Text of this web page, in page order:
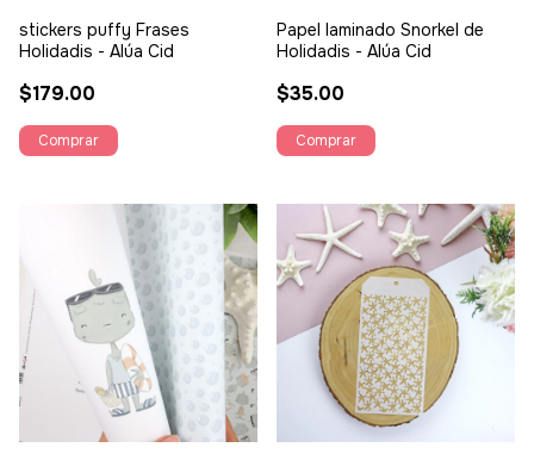
stickers puffy Frases
Holidadis - Alúa Cid
$179.00
Papel laminado Snorkel de
Holidadis - Alúa Cid
$35.00